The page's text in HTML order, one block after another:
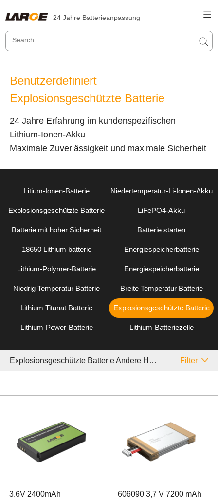
24 Jahre Batterieanpassung
Benutzerdefiniert
Explosionsgeschützte Batterie
24 Jahre Erfahrung im kundenspezifischen
Lithium-Ionen-Akku
Maximale Zuverlässigkeit und maximale Sicherheit
Litium-Ionen-Batterie Niedertemperatur-Li-Ionen-Akku
Explosionsgeschützte Batterie LiFePO4-Akku
Batterie mit hoher Sicherheit Batterie starten
18650 Lithium batterie Energiespeicherbatterie
Lithium-Polymer-Batterie Energiespeicherbatterie
Niedrig Temperatur Batterie Breite Temperatur Batterie
Lithium Titanat Batterie Explosionsgeschützte Batterie
Lithium-Power-Batterie Lithium-Batteriezelle
Explosionsgeschützte Batterie Andere Handheld Filter
3.6V 2400mAh
606090 3,7 V 7200 mAh